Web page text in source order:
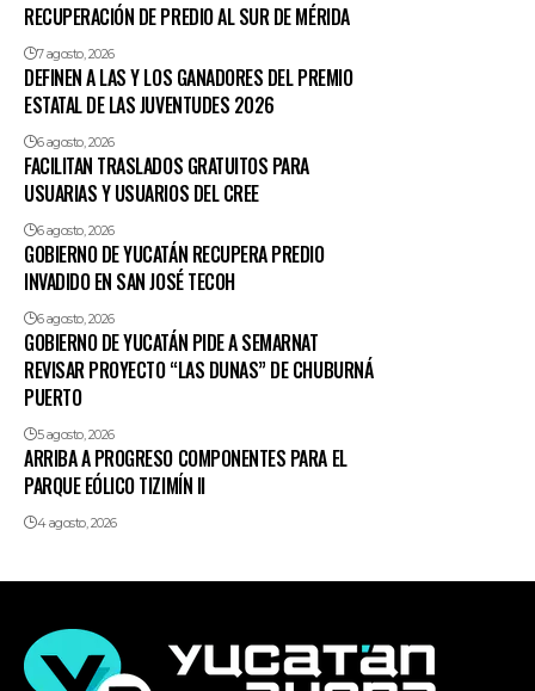
RECUPERACIÓN DE PREDIO AL SUR DE MÉRIDA
7 agosto, 2026
DEFINEN A LAS Y LOS GANADORES DEL PREMIO
ESTATAL DE LAS JUVENTUDES 2026
6 agosto, 2026
FACILITAN TRASLADOS GRATUITOS PARA
USUARIAS Y USUARIOS DEL CREE
6 agosto, 2026
GOBIERNO DE YUCATÁN RECUPERA PREDIO
INVADIDO EN SAN JOSÉ TECOH
6 agosto, 2026
GOBIERNO DE YUCATÁN PIDE A SEMARNAT
REVISAR PROYECTO “LAS DUNAS” DE CHUBURNÁ
PUERTO
5 agosto, 2026
ARRIBA A PROGRESO COMPONENTES PARA EL
PARQUE EÓLICO TIZIMÍN II
4 agosto, 2026